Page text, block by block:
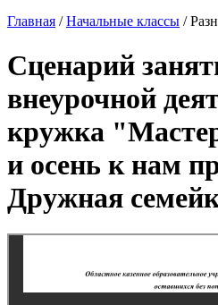
Главная /Начальные классы /
Сценарий
внеурочной
кружка
и осень к нам
Дружная